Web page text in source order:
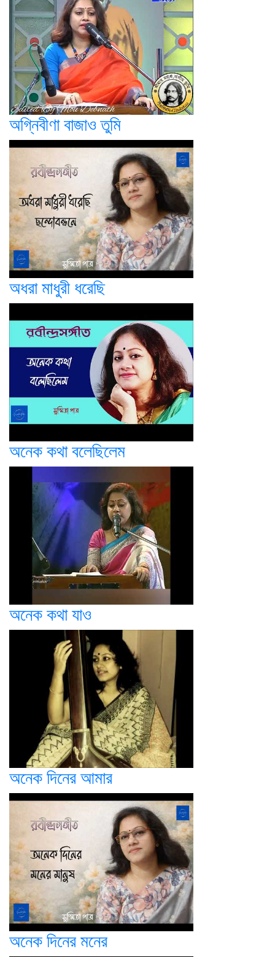
অগ্নিবীণা বাজাও তুমি
অধরা মাধুরী ধরেছি
অনেক কথা বলেছিলেম
অনেক কথা যাও
অনেক দিনের আমার
অনেক দিনের মনের